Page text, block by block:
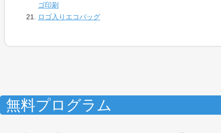
ゴ印刷
ロゴ入りエコバッグ
無料プログラム